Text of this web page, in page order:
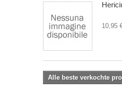
10,95
Alle beste verkochte